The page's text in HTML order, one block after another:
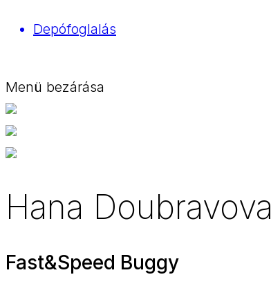
Depófoglalás
Menü bezárása
Hana Doubravova
Fast&Speed Buggy